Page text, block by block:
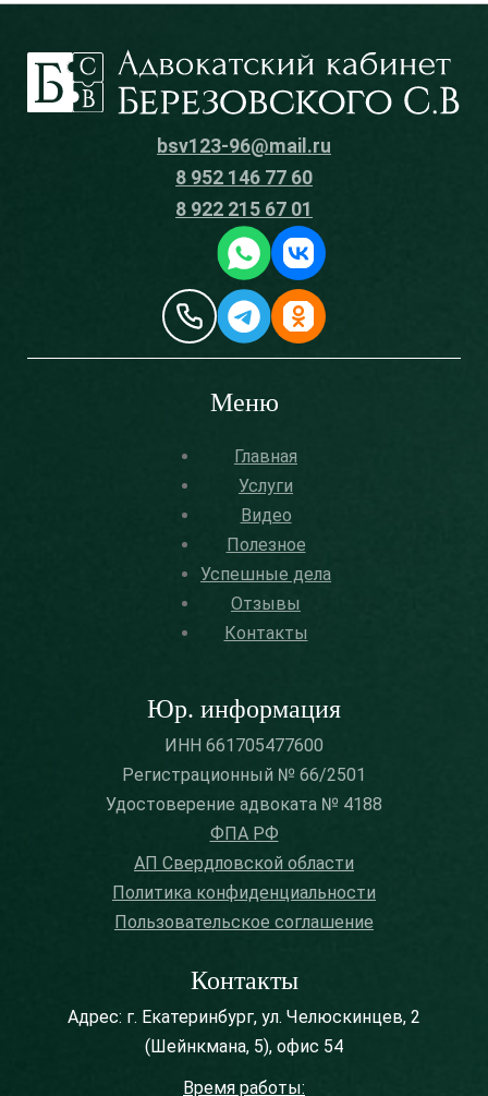
bsv123-96@mail.ru
8 952 146 77 60
8 922 215 67 01
Меню
Главная
Услуги
Видео
Полезное
Успешные дела
Отзывы
Контакты
Юр. информация
ИНН 661705477600
Регистрационный № 66/2501
Удостоверение адвоката № 4188
ФПА РФ
АП Свердловской области
Политика конфиденциальности
Пользовательское соглашение
Контакты
Адрес: г. Екатеринбург, ул. Челюскинцев, 2
(Шейнкмана, 5), офис 54
Время работы: